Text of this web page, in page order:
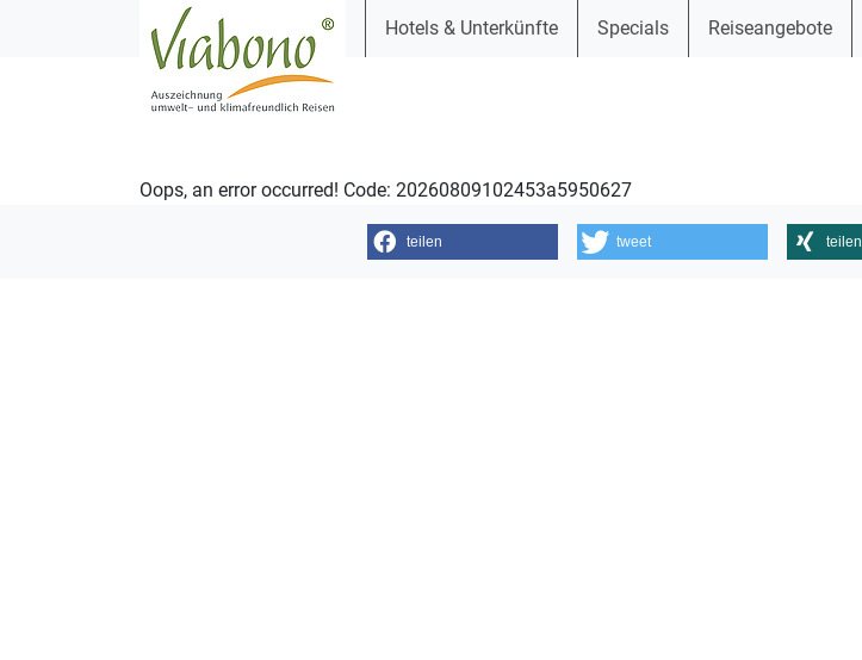
Hotels & Unterkünfte Specials Reiseangebote
Oops, an error occurred! Code: 20260809102453a5950627
teilen tweet teilen